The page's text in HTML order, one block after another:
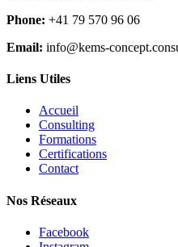
Phone: +41 79 570 96 06
Email: info@kems-
Liens Utiles
Accueil
Consulting
Formations
Certifications
Contact
Nos Réseaux
Facebook